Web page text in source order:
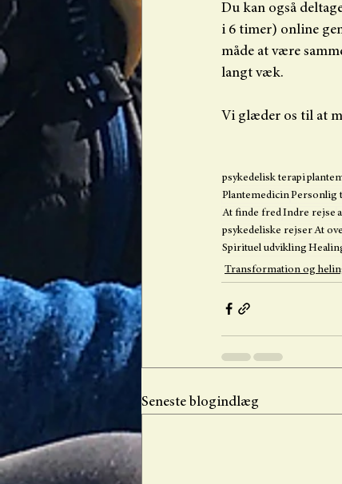
Du kan også
i 6 timer) online
måde at være
langt væk.
Vi glæder os til at
psykedelisk terapi
PlantemedicinPersonlig
At finde fredIndre rejse
psykedeliske rejserAt
Spirituel udvikling
Transformation og
Seneste blogindlæg